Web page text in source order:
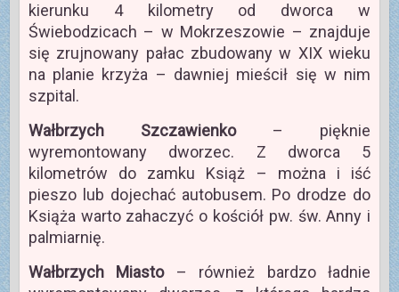
kierunku 4 kilometry od dworca w
Świebodzicach – w Mokrzeszowie – znajduje
się zrujnowany pałac zbudowany w XIX wieku
na planie krzyża – dawniej mieścił się w nim
szpital.
Wałbrzych Szczawienko– pięknie
wyremontowany dworzec. Z dworca 5
kilometrów do zamku Książ – można i iść
pieszo lub dojechać autobusem. Po drodze do
Książa warto zahaczyć o kościół pw. św. Anny i
palmiarnię.
Wałbrzych Miasto– również bardzo ładnie